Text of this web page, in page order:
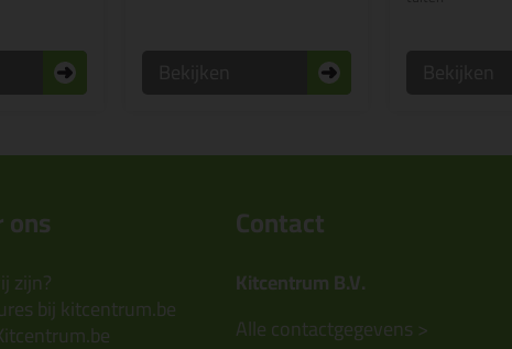
ons
zijn?
bij kitcentrum.be
Contact
Kitcentrum B.V.
Alle contactgegevens >